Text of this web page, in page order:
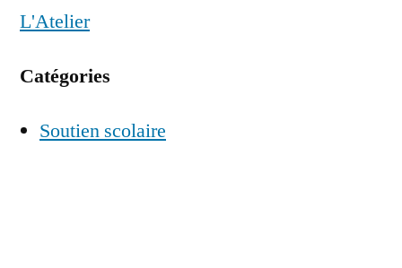
L'Atelier
Catégories
Soutien scolaire